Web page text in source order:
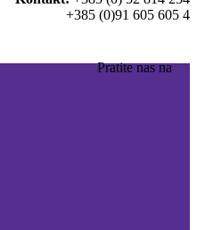
+385 (0)91 605 605 4
Pratite nas na